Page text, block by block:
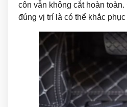
côn vẫn không cắt hoàn
đúng vị trí là có thể khắc phục